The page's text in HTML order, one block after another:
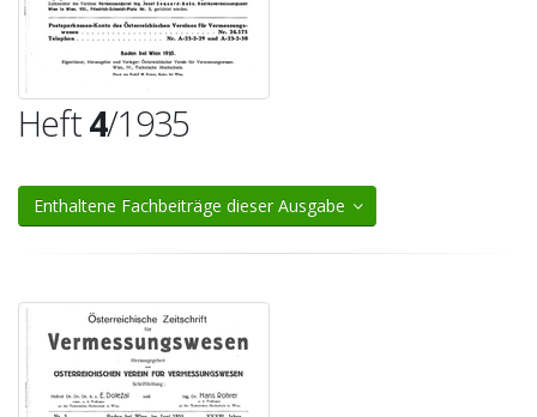
Heft4/1935
Enthaltene Fachbeiträge dieser Ausgabe